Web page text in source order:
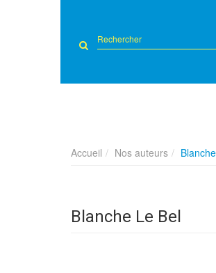
Rechercher
sur
Accueil Nos auteurs
Blanche Le Bel